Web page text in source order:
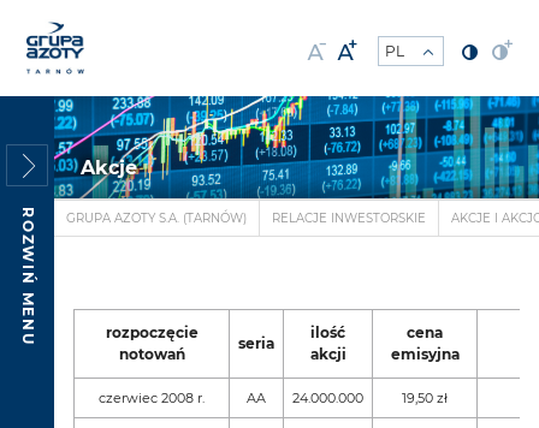
ROZWIŃ MENU
Akcje
GRUPA AZOTY S.A. (TARNÓW) RELACJE INWESTORSKIE AKCJE I
rozpoczęcie
notowań
seria
ilość
akcji
cena
emisyjna
czerwiec 2008 r. AA 24.000.000 19,50 zł